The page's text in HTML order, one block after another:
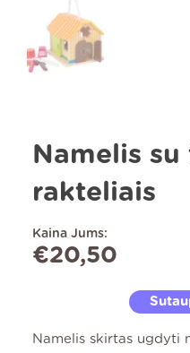
Namelis
rakteliais
Kaina Jums:
€20,50
Namelis skirtas ugdyti